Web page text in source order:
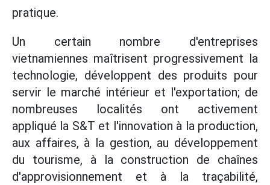
pratique.
Un certain nombre d'entreprises
vietnamiennes maîtrisent progressivement la
technologie, développent des produits pour
servir le marché intérieur et l'exportation; de
nombreuses localités ont activement
appliqué la S&T et l'innovation à la production,
aux affaires, à la gestion, au développement
du tourisme, à la construction de chaînes
d'approvisionnement et à la traçabilité,